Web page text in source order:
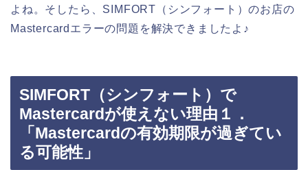
よね。そしたら、SIMFORT（シンフォート）のお店の
Mastercardエラーの問題を解決できましたよ♪
SIMFORT（シンフォート）で
Mastercardが使えない理由１．
「Mastercardの有効期限が過ぎてい
る可能性」